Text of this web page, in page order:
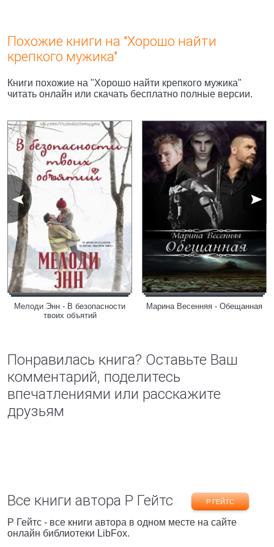
Похожие книги на "Хорошо найти
крепкого мужика"
Книги похожие на "Хорошо найти крепкого мужика"
читать онлайн или скачать бесплатно полные версии.
Мелоди Энн - В безопасности
твоих объятий
Марина Весенняя - Обещанная
Понравилась книга? Оставьте Ваш
комментарий, поделитесь
впечатлениями или расскажите
друзьям
Все книги автора Р Гейтс Р ГЕЙТС
Р Гейтс - все книги автора в одном месте на сайте
онлайн библиотеки LibFox.